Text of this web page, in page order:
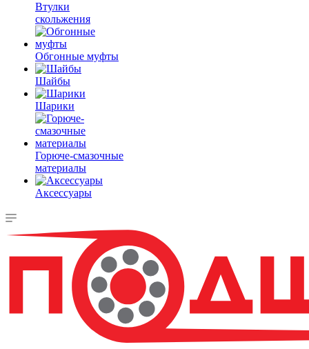
Втулки
скольжения
Обгонные муфты
Шайбы
Шарики
Горюче-смазочные
материалы
Аксессуары